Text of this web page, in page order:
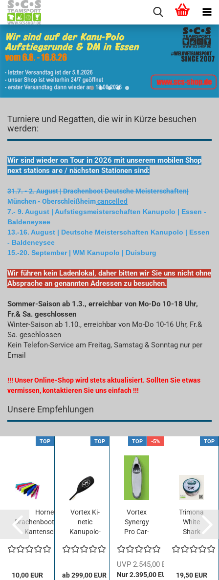
Turniere und Regatten, die wir in Kürze besuchen
werden:
Wir sind wieder on Tour in 2026 mit unserem mobilen Shop
next stations are / nächsten Stationen sind:
31.7. - 2. August | Drachenboot Deutsche Meisterschaften|
München - Oberschleißheimcancelled
7.- 9. August | Aufstiegsmeisterschaften Kanupolo | Essen -
Baldeneysee
13.-16. August | Deutsche Meisterschaften Kanupolo | Essen
- Baldeneysee
15.-20. September | WM Kanupolo | Duisburg
Wir führen kein Ladenlokal, daher bitten wir Sie uns nicht ohne
Absprache an genannten Adressen zu besuchen.
Sommer-Saison ab 1.3., erreichbar von Mo-Do 10-18 Uhr,
Fr.& Sa. geschlossen
Winter-Saison ab 1.10., erreichbar von Mo-Do 10-16 Uhr, Fr.&
Sa. geschlossen
Kein Telefon-Service am Freitag, Samstag & Sonntag nur per
Email
!!! Unser Online-Shop wird stets aktualisiert. Sollten Sie etwas
vermissen, kontaktieren Sie uns einfach !!!
Unsere Empfehlungen
TOP
Hor­net
Drachenbootpaddel-​​
Kan­ten­schutz
10,00 EUR
TOP
Vor­tex Ki­
ne­tic
Kanupolo-​​
set mit
ab 299,00 EUR
TOP -5%
Vor­tex
Syn­er­gy
Pro Car­
Size M
UVP 2.545,00 EUR
Nur 2.395,00 EUR
TOP
Tri­mo­na
White
Shark
ball­
19,50 EUR